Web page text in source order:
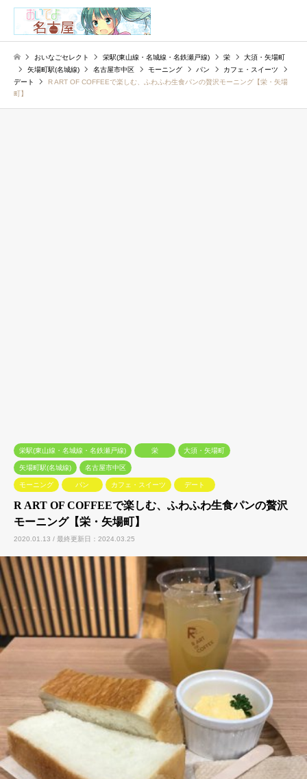
おいなごセレクト 栄駅(東山線・名城線・名鉄瀬戸線) 栄
大須・矢場町
矢場町駅(名城線)
名古屋市中区 モーニング パン
カフェ・スイーツ
デート
R ART OF COFFEEで楽しむ、ふわふわ生食パンの贅沢モーニング【栄・矢場
町】
栄駅(東山線・名城線・名鉄瀬戸線) 栄 大須・矢場町
矢場町駅(名城線) 名古屋市中区
モーニング パン カフェ・スイーツ デート
R ART OF COFFEEで楽しむ、ふわふわ生食パンの贅沢
モーニング【栄・矢場町】
2020.01.13 / 最終更新日：2024.03.25